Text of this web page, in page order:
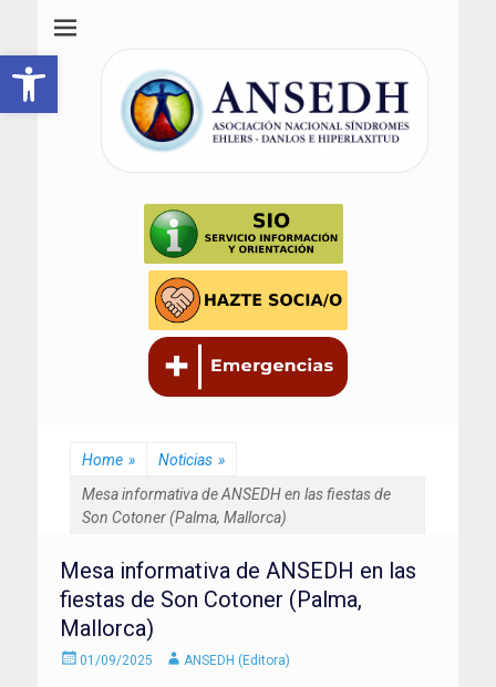
Abrir barra de herramientas
Home » Noticias »
Mesa informativa de ANSEDH en las fiestas de
Son Cotoner (Palma, Mallorca)
Mesa informativa de ANSEDH en las
fiestas de Son Cotoner (Palma,
Mallorca)
Enviado
01/09/2025 AutorANSEDH (Editora)